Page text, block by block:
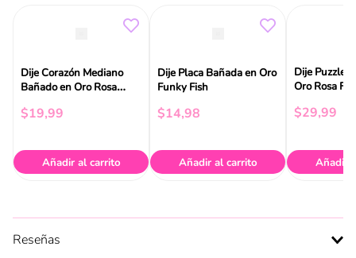
Dije Corazón Mediano
Bañado en Oro Rosa
$19,99
Añadir al carrito
Dije Placa Bañada en Oro
Funky Fish
$14,98
Añadir al carrito
Dije Puzzle
Oro Rosa
$29,99
Añadir
Reseñas